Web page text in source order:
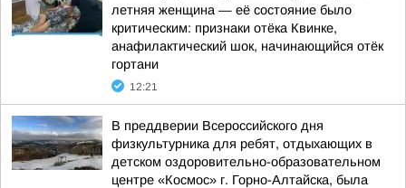
летняя женщина — её состояние было
критическим: признаки отёка Квинке,
анафилактический шок, начинающийся отёк
гортани
12:21
В преддверии Всероссийского дня
физкультурника для ребят, отдыхающих в
детском оздоровительно-образовательном
центре «Космос» г. Горно-Алтайска, была